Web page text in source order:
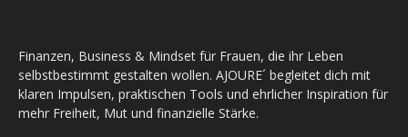
Finanzen, Business & Mindset für Frauen, die ihr Leben
selbstbestimmt gestalten wollen. AJOURE´ begleitet dich mit
klaren Impulsen, praktischen Tools und ehrlicher Inspiration für
mehr Freiheit, Mut und finanzielle Stärke.